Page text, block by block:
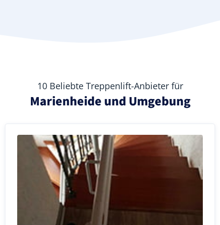
10 Beliebte Treppenlift-Anbieter für
Marienheide und Umgebung